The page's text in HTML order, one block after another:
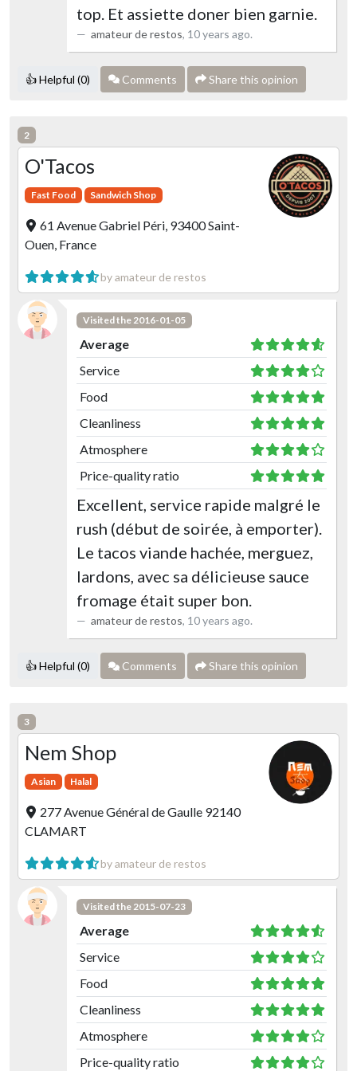
top. Et assiette doner bien garnie.
amateur de restos, 10 years ago.
👍 Helpful (0) Comments Share this opinion
2
O'Tacos
Fast Food Sandwich Shop
61 Avenue Gabriel Péri, 93400 Saint-
Ouen, France
by amateur de restos
Visited the 2016-01-05
Average
Service
Food
Cleanliness
Atmosphere
Price-quality ratio
Excellent, service rapide malgré le
rush (début de soirée, à emporter).
Le tacos viande hachée, merguez,
lardons, avec sa délicieuse sauce
fromage était super bon.
amateur de restos, 10 years ago.
👍 Helpful (0) Comments Share this opinion
3
Nem Shop
Asian Halal
277 Avenue Général de Gaulle 92140
CLAMART
by amateur de restos
Visited the 2015-07-23
Average
Service
Food
Cleanliness
Atmosphere
Price-quality ratio